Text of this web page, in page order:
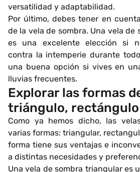
versatilidad y adaptabilidad.
Por último, debes tener en
de la vela de sombra. Una vela de
es una excelente elección si
contra la intemperie durante
una buena opción si vives en
lluvias frecuentes.
Explorar las formas
triángulo,
Como ya hemos dicho, las
varias formas: triangular,
forma tiene sus ventajas e
a distintas necesidades y
Una vela de sombra triangular es